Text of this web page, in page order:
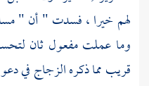
لهم خيرا ، فسدت " أن "
وما عملت مفعول ثان
قريب مما ذكره الزجاج في